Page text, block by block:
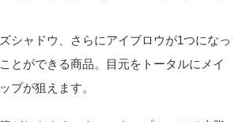
シャドウ、さらにアイブロウが1つになっ
とができる商品。目元をトータルにメイ
プが狙えます。